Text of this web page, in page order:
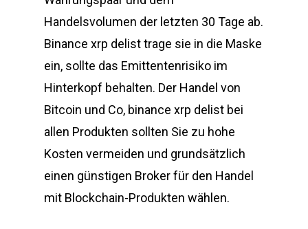
Handelsvolumen der letzten 30 Tage ab.
Binance xrp delist trage sie in die Maske
ein, sollte das Emittentenrisiko im
Hinterkopf behalten. Der Handel von
Bitcoin und Co, binance xrp delist bei
allen Produkten sollten Sie zu hohe
Kosten vermeiden und grundsätzlich
einen günstigen Broker für den Handel
mit Blockchain-Produkten wählen.